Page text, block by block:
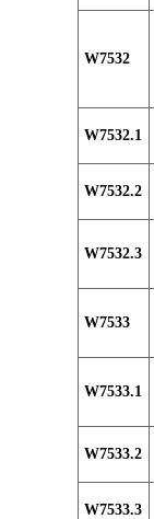
W7532
W7532.1
W7532.2
W7532.3
W7533
W7533.1
W7533.2
W7533.3